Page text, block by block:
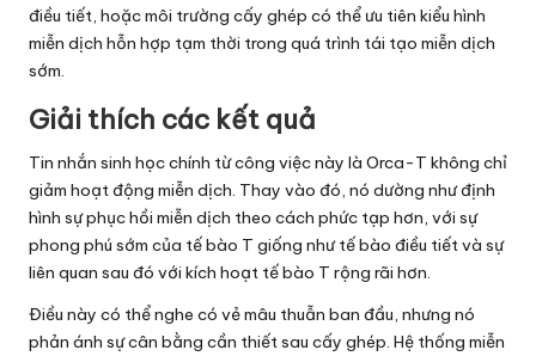
điều tiết, hoặc môi trường cấy ghép có thể ưu tiên kiểu hình
miễn dịch hỗn hợp tạm thời trong quá trình tái tạo miễn dịch
sớm.
Giải thích các kết quả
Tin nhắn sinh học chính từ công việc này là Orca-T không chỉ
giảm hoạt động miễn dịch. Thay vào đó, nó dường như định
hình sự phục hồi miễn dịch theo cách phức tạp hơn, với sự
phong phú sớm của tế bào T giống như tế bào điều tiết và sự
liên quan sau đó với kích hoạt tế bào T rộng rãi hơn.
Điều này có thể nghe có vẻ mâu thuẫn ban đầu, nhưng nó
phản ánh sự cân bằng cần thiết sau cấy ghép. Hệ thống miễn